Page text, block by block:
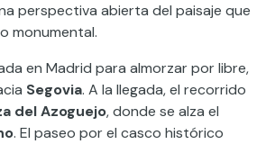
perspectiva abierta del paisaje que
monumental.
en Madrid para almorzar por libre,
Segovia. A la llegada, el recorrido
del Azoguejo, donde se alza el
. El paseo por el casco histórico